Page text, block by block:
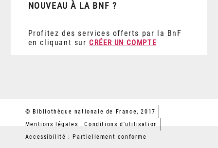
NOUVEAU À LA BNF ?
Profitez des services offerts par la BnF
en cliquant sur CRÉER UN COMPTE
© Bibliothèque nationale de France, 2017
Mentions légales
Conditions d'utilisation
Accessibilité : Partiellement conforme